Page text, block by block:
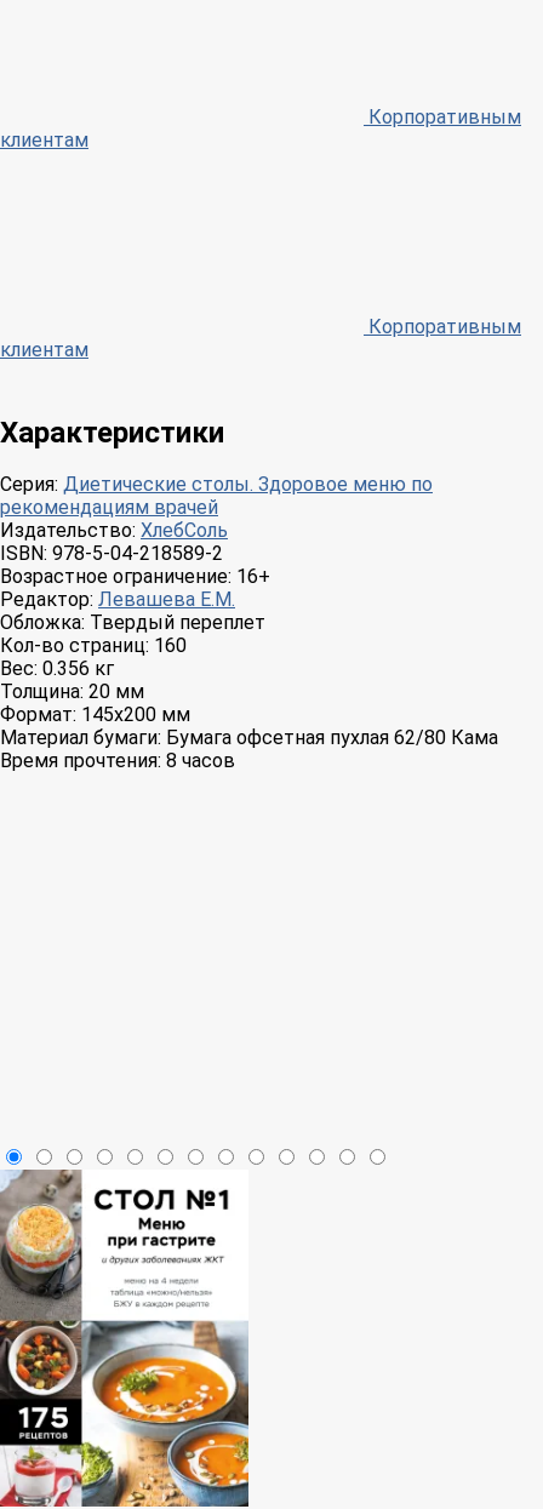
Корпоративным
клиентам
Корпоративным
клиентам
Характеристики
Серия: Диетические столы. Здоровое меню по
рекомендациям врачей
Издательство: ХлебСоль
ISBN: 978-5-04-218589-2
Возрастное ограничение: 16+
Редактор: Левашева Е.М.
Обложка: Твердый переплет
Кол-во страниц: 160
Вес: 0.356 кг
Толщина: 20 мм
Формат: 145x200 мм
Материал бумаги: Бумага офсетная пухлая 62/80 Кама
Время прочтения: 8 часов